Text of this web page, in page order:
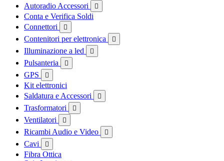
Autoradio Accessori

Conta e Verifica Soldi
Connettori

Contenitori per elettronica 
Illuminazione a led 
Pulsanteria 
GPS 
Kit elettronici
Saldatura e Accessori

Trasformatori 
Ventilatori 
Ricambi Audio e Video 
Cavi 
Fibra Ottica